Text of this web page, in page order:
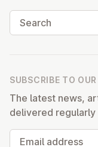
Search
SUBSCRIBE TO
The latest news,
delivered
Email address